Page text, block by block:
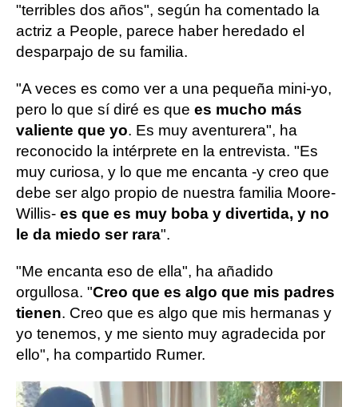
"terribles dos años", según ha comentado la
actriz a People, parece haber heredado el
desparpajo de su familia.
"A veces es como ver a una pequeña mini-yo,
pero lo que sí diré es que es mucho más
valiente que yo. Es muy aventurera", ha
reconocido la intérprete en la entrevista. "Es
muy curiosa, y lo que me encanta -y creo que
debe ser algo propio de nuestra familia Moore-
Willis- es que es muy boba y divertida, y no
le da miedo ser rara".
"Me encanta eso de ella", ha añadido
orgullosa. "Creo que es algo que mis padres
tienen. Creo que es algo que mis hermanas y
yo tenemos, y me siento muy agradecida por
ello", ha compartido Rumer.